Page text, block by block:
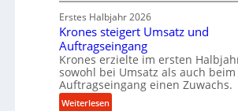
p
r
o
z
e
s
d
e
r
i
e
b
r
ä
z
i
s
e
u
Erstes Halbjahr 2026
Krones steigert Umsatz und
Auftragseingang
Krones erzielte im ersten
sowohl bei Umsatz als auch beim
Auftragseingang einen Zuwachs.
Weiterlesen: